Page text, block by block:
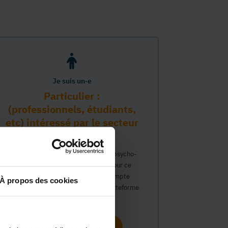
À propos des cookies
Je suis un·e
Particulier :
(professionnels, étudiants,
etc) intéressé par le secteur
PMS
Vous travaillez déjà dans le secteur psycho-
médico-social ou avez un intérêt pour ce
secteur et souhaitez obtenir un compte
personnel pour interagir sur notre plateforme